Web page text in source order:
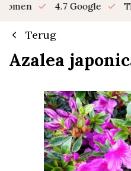
4.7 Google
Terug
Azalea